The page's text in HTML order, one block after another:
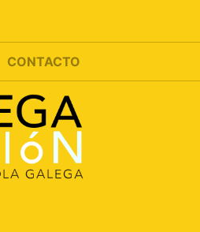
CONTACTO